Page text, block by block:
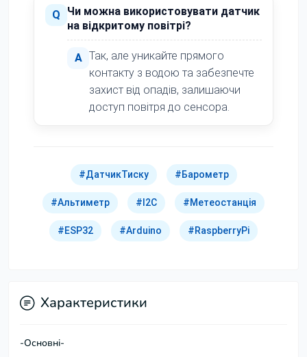
Q
Чи можна використовувати датчик
на відкритому повітрі?
A Так, але уникайте прямого
контакту з водою та забезпечте
захист від опадів, залишаючи
доступ повітря до сенсора.
#ДатчикТиску #Барометр
#Альтиметр #I2C #Метеостанція
#ESP32 #Arduino #RaspberryPi
Характеристики
-Основні-